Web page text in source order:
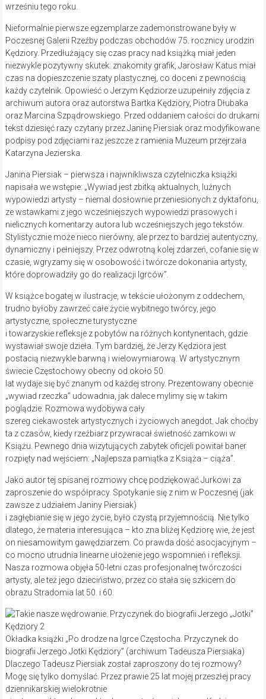
wrześniu tego roku.
Nieformalnie pierwsze egzemplarze zademonstrowane były w
Poczesnej Galerii Rzeźby podczas obchodów 75. rocznicy urodzin
Kędziory. Przedłużający się czas pracy nad książką miał jeden
niezwykle pozytywny skutek: znakomity grafik, Jarosław Katus miał
czas na dopieszczenie szaty plastycznej, co doceni z pewnością
każdy czytelnik. Opowieść o Jerzym Kędziorze uzupełniły zdjęcia z
archiwum autora oraz autorstwa Bartka Kędziory, Piotra Dłubaka
oraz Marcina Szpądrowskiego. Przed oddaniem całości do drukarni
tekst dziesięć razy czytany przez Janinę Piersiak oraz modyfikowane
podpisy pod zdjęciami raz jeszcze z ramienia Muzeum przejrzała
Katarzyna Jezierska.
Janina Piersiak – pierwsza i najwnikliwsza czytelniczka książki
napisała we wstępie: „Wywiad jest zbitką aktualnych, luźnych
wypowiedzi artysty – niemal dosłownie przeniesionych z dyktafonu,
ze wstawkami z jego wcześniejszych wypowiedzi prasowych i
nielicznych komentarzy autora lub wcześniejszych jego tekstów.
Stylistycznie może nieco nierówny, ale przez to bardziej autentyczny,
dynamiczny i pełniejszy. Przez odwrotną kolej zdarzeń, cofanie się w
czasie, wgryzamy się w osobowość i twórcze dokonania artysty,
które doprowadziły go do realizacji Igrców”.
W książce bogatej w ilustracje, w tekście ułożonym z oddechem,
trudno byłoby zawrzeć całe życie wybitnego twórcy, jego
artystyczne, społeczne turystyczne
i towarzyskie refleksje z pobytów na różnych kontynentach, gdzie
wystawiał swoje dzieła. Tym bardziej, że Jerzy Kędziora jest
postacią niezwykle barwną i wielowymiarową. W artystycznym
świecie Częstochowy obecny od około 50.
lat wydaje się być znanym od każdej strony. Prezentowany obecnie
„wywiad rzeczka” udowadnia, jak dalece mylimy się w takim
poglądzie. Rozmowa wydobywa cały
szereg ciekawostek artystycznych i życiowych anegdot. Jak choćby
ta z czasów, kiedy rzeźbiarz przywracał świetność zamkowi w
Książu. Pewnego dnia wizytujących zabytek oficjeli powitał baner
rozpięty nad wejściem: „Najlepsza pamiątka z Książa – ciąża”.
Jako autor tej spisanej rozmowy chcę podziękować Jurkowi za
zaproszenie do współpracy. Spotykanie się z nim w Poczesnej (jak
zawsze z udziałem Janiny Piersiak)
i zagłębianie się w jego życie, było czystą przyjemnością. Nie tylko
dlatego, że materia interesująca – kto zna bliżej Kędziorę wie, że jest
on niesamowitym gawędziarzem. Co prawda dość asocjacyjnym –
co mocno utrudnia linearne ułożenie jego wspomnień i refleksji.
Nasza rozmowa objęła 50-letni czas profesjonalnej twórczości
artysty, ale też jego dzieciństwo, przez co stała się szkicem do
obrazu Stradomia lat 50. i 60.
Okładka książki „Po drodze na Igrce Częstocha. Przyczynek do
biografii Jerzego Jotki Kędziory” (archiwum Tadeusza Piersiaka)
Dlaczego Tadeusz Piersiak został zaproszony do tej rozmowy?
Mogę się tylko domyślać. Przez prawie 25 lat mojej przeszłej pracy
dziennikarskiej wielokrotnie